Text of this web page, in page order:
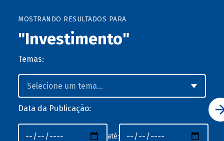
MOSTRANDO RESULTADOS PARA
"Investimento"
Temas:
Data da Publicação:
até: